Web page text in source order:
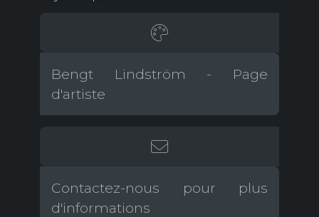
Bengt Lindström - Page
d'artiste
Contactez-nous pour plus
d'informations